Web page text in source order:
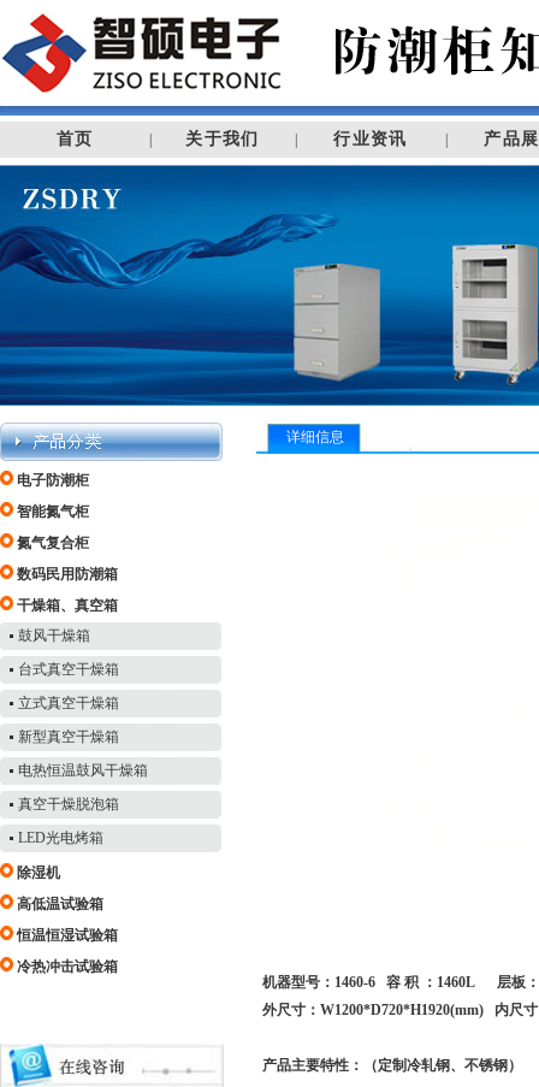
首页 关于我们 行业资讯 产品
电子防潮柜
智能氮气柜
氮气复合柜
数码民用防潮箱
干燥箱、真空箱
鼓风干燥箱
台式真空干燥箱
立式真空干燥箱
新型真空干燥箱
电热恒温鼓风干燥箱
真空干燥脱泡箱
LED光电烤箱
除湿机
高低温试验箱
恒温恒湿试验箱
冷热冲击试验箱
详细信息
机器型号：1460-6 容 积 ：1460L 层板
外尺寸：W1200*D720*H1920(mm) 内尺
产品主要特性：（定制冷轧钢、不锈钢）